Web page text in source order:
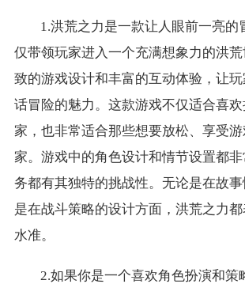
1.洪荒之力是一款让人眼前一亮的
仅带领玩家进入一个充满想象力的洪
致的游戏设计和丰富的互动体验，让
话冒险的魅力。这款游戏不仅适合喜
家，也非常适合那些想要放松、享受
家。游戏中的角色设计和情节设置都
务都有其独特的挑战性。无论是在故
是在战斗策略的设计方面，洪荒之力
水准。
2.如果你是一个喜欢角色扮演和策